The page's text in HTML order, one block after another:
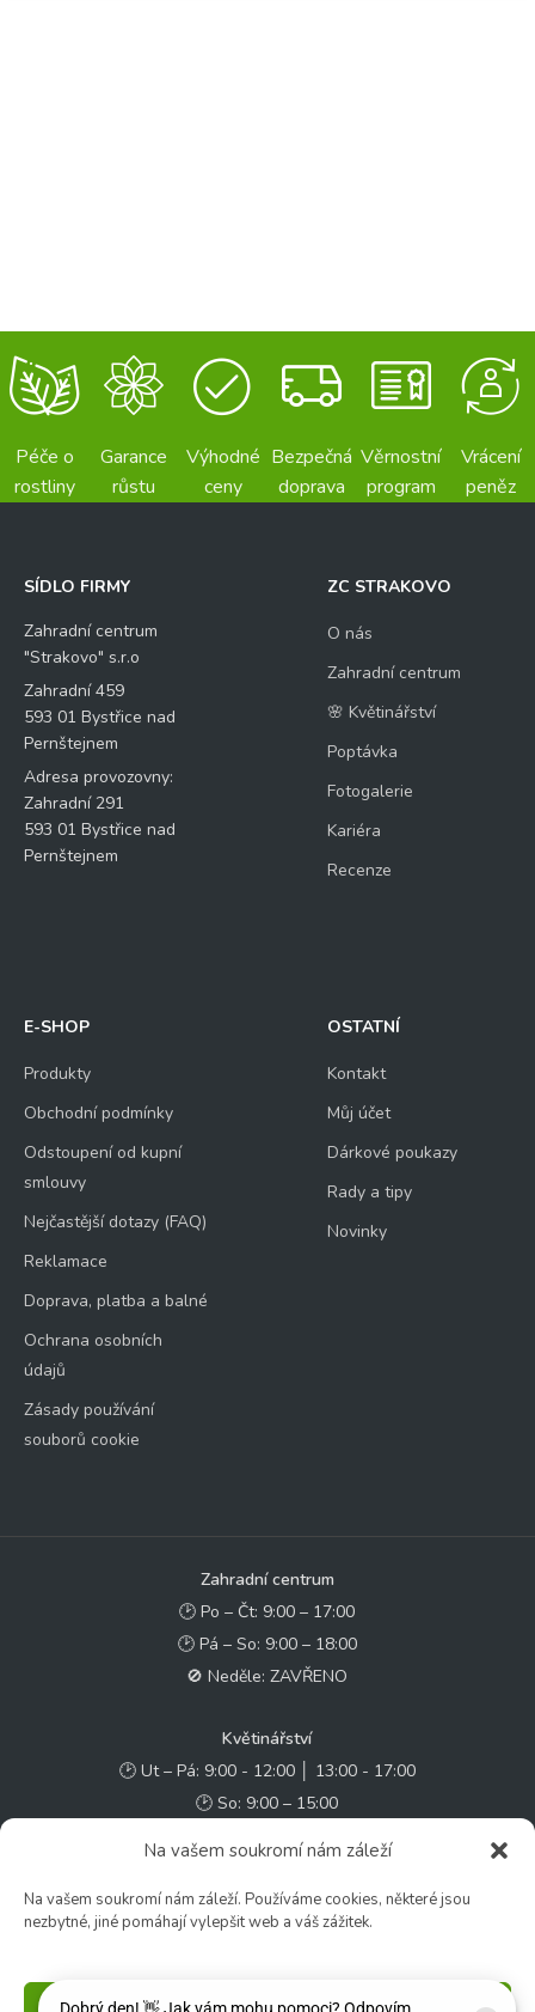
Na vašem soukromí nám záleží
Na vašem soukromí nám záleží. Používáme cookies, některé jsou
nezbytné, jiné pomáhají vylepšit web a váš zážitek.
Péče o
rostliny
Garance
růstu
Výhodné
ceny
Bezpečná
doprava
Věrnostní
program
Vrácení
peněz
SÍDLO FIRMY
Zahradní centrum
"Strakovo" s.r.o
Zahradní 459
593 01 Bystřice nad
Pernštejnem
Adresa provozovny:
Zahradní 291
593 01 Bystřice nad
Pernštejnem
ZC STRAKOVO
O nás
Zahradní centrum
🌸 Květinářství
Poptávka
Fotogalerie
Kariéra
Recenze
E-SHOP
Produkty
Obchodní podmínky
Odstoupení od kupní
smlouvy
Nejčastější dotazy (FAQ)
Reklamace
Doprava, platba a balné
Ochrana osobních
údajů
Zásady používání
souborů cookie
OSTATNÍ
Kontakt
Můj účet
Dárkové poukazy
Rady a tipy
Novinky
Zahradní centrum
🕑 Po – Čt: 9:00 – 17:00
🕑 Pá – So: 9:00 – 18:00
🚫 Neděle: ZAVŘENO
Květinářství
🕑 Ut – Pá: 9:00 - 12:00 │ 13:00 - 17:00
🕑 So: 9:00 – 15:00
Rychlý kontakt:
✉️ e-shop@zcstrakovo.cz
Sledujte nás: